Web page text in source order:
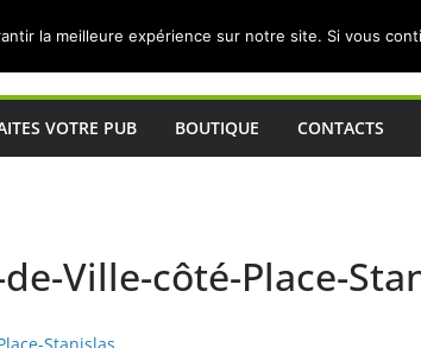
Lorrains
VOTRE PUB BOUTIQUE CONTACTS
Ville-côté-Place-
la meilleure expérience sur notre site. Si vous